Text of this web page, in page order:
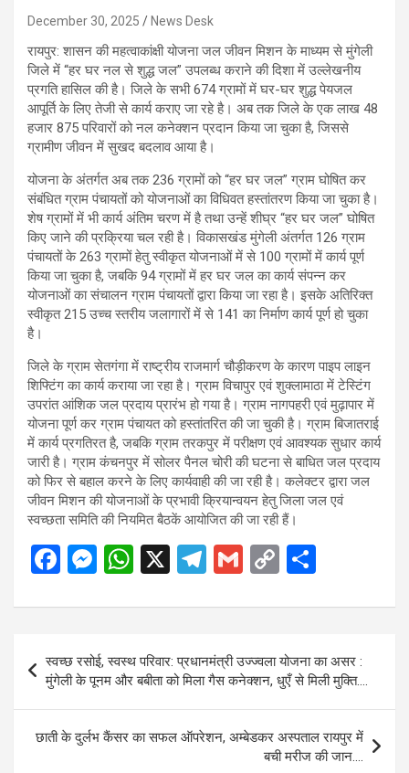
December 30, 2025 News Desk
रायपुर: शासन की महत्वाकांक्षी योजना जल जीवन मिशन के माध्यम से मुंगेली
जिले में “हर घर नल से शुद्ध जल” उपलब्ध कराने की दिशा में उल्लेखनीय
प्रगति हासिल की है। जिले के सभी 674 ग्रामों में घर-घर शुद्ध पेयजल
आपूर्ति के लिए तेजी से कार्य कराए जा रहे है। अब तक जिले के एक लाख 48
हजार 875 परिवारों को नल कनेक्शन प्रदान किया जा चुका है, जिससे
ग्रामीण जीवन में सुखद बदलाव आया है।
योजना के अंतर्गत अब तक 236 ग्रामों को “हर घर जल” ग्राम घोषित कर
संबंधित ग्राम पंचायतों को योजनाओं का विधिवत हस्तांतरण किया जा चुका है।
शेष ग्रामों में भी कार्य अंतिम चरण में है तथा उन्हें शीघ्र “हर घर जल” घोषित
किए जाने की प्रक्रिया चल रही है। विकासखंड मुंगेली अंतर्गत 126 ग्राम
पंचायतों के 263 ग्रामों हेतु स्वीकृत योजनाओं में से 100 ग्रामों में कार्य पूर्ण
किया जा चुका है, जबकि 94 ग्रामों में हर घर जल का कार्य संपन्न कर
योजनाओं का संचालन ग्राम पंचायतों द्वारा किया जा रहा है। इसके अतिरिक्त
स्वीकृत 215 उच्च स्तरीय जलागारों में से 141 का निर्माण कार्य पूर्ण हो चुका
है।
जिले के ग्राम सेतगंगा में राष्ट्रीय राजमार्ग चौड़ीकरण के कारण पाइप लाइन
शिफ्टिंग का कार्य कराया जा रहा है। ग्राम विचापुर एवं शुक्लामाठा में टेस्टिंग
उपरांत आंशिक जल प्रदाय प्रारंभ हो गया है। ग्राम नागपहरी एवं मुढ़ापार में
योजना पूर्ण कर ग्राम पंचायत को हस्तांतरित की जा चुकी है। ग्राम बिजातराई
में कार्य प्रगतिरत है, जबकि ग्राम तरकपुर में परीक्षण एवं आवश्यक सुधार कार्य
जारी है। ग्राम कंचनपुर में सोलर पैनल चोरी की घटना से बाधित जल प्रदाय
को फिर से बहाल करने के लिए कार्यवाही की जा रही है। कलेक्टर द्वारा जल
जीवन मिशन की योजनाओं के प्रभावी क्रियान्वयन हेतु जिला जल एवं
स्वच्छता समिति की नियमित बैठकें आयोजित की जा रही हैं।
F
ce
o
o
k
M
se
n
g
er
W
at
s
A
p
p
X
T
e
gr
a
m
G
ail
C
py
Li
n
k
ar
navigation
स्वच्छ रसोई, स्वस्थ परिवार: प्रधानमंत्री उज्ज्वला योजना का असर :
मुंगेली के पूनम और बबीता को मिला गैस कनेक्शन, धुएँ से मिली मुक्ति….
छाती के दुर्लभ कैंसर का सफल ऑपरेशन, अम्बेडकर अस्पताल रायपुर में
बची मरीज की जान….